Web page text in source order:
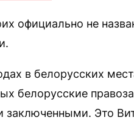
официально не
в белорусских
белорусские
заключенными. Это